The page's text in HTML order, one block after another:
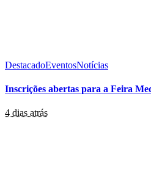
DestacadoEventosNotícias
Inscrições abertas para a Feira
4 dias atrás